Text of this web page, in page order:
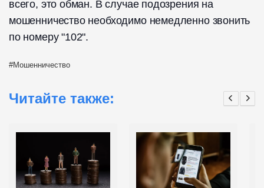
всего, это обман. В случае подозрения на
мошенничество необходимо немедленно звонить
по номеру "102".
Мошенничество
Читайте также: